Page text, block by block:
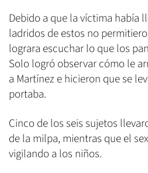
Debido a que la víctima había
ladridos de estos no
lograra escuchar lo que los
Solo logró observar cómo le
a Martínez e hicieron que se
portaba.
Cinco de los seis sujetos
de la milpa, mientras que el
vigilando a los niños.